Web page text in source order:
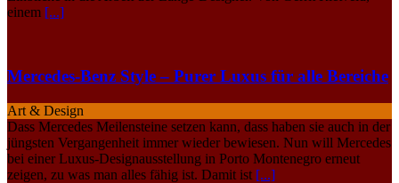
einem [...]
Mercedes-Benz Style – Purer Luxus für alle Bereiche
Art & Design
Dass Mercedes Meilensteine setzen kann, dass haben sie auch in der
jüngsten Vergangenheit immer wieder bewiesen. Nun will Mercedes
bei einer Luxus-Designausstellung in Porto Montenegro erneut
zeigen, zu was man alles fähig ist. Damit ist [...]